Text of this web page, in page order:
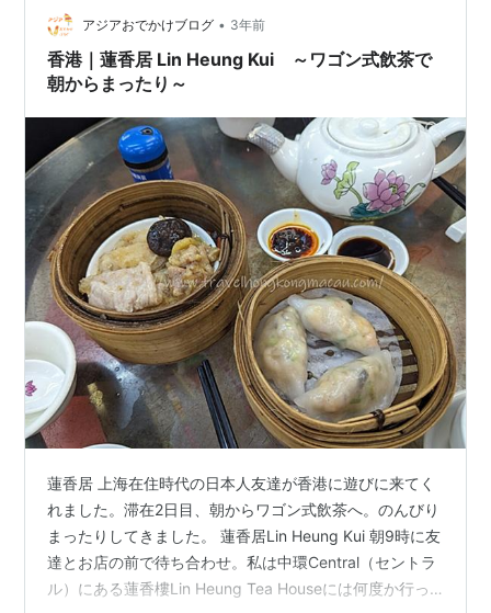
アジアおでかけブログ • 3年前
香港｜蓮香居 Lin Heung Kui ～ワゴン式飲茶で
朝からまったり～
蓮香居 上海在住時代の日本人友達が香港に遊びに来てく
れました。滞在2日目、朝からワゴン式飲茶へ。のんびり
まったりしてきました。 蓮香居Lin Heung Kui 朝9時に友
達とお店の前で待ち合わせ。私は中環Central（セントラ
ル）にある蓮香樓Lin Heung Tea Houseには何度か行っ